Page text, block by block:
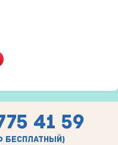
41 59
бесплатный)